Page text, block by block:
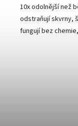
10x odolnější než
odstraňují skvrny,
fungují bez